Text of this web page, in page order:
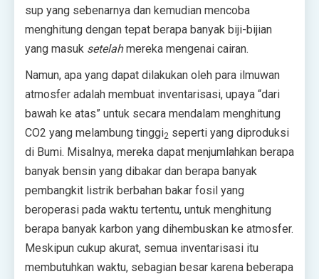
sup yang sebenarnya dan kemudian mencoba
menghitung dengan tepat berapa banyak biji-bijian
yang masuk setelahmereka mengenai cairan.
Namun, apa yang dapat dilakukan oleh para ilmuwan
atmosfer adalah membuat inventarisasi, upaya “dari
bawah ke atas” untuk secara mendalam menghitung
CO2 yang melambung tinggi2 seperti yang diproduksi
di Bumi. Misalnya, mereka dapat menjumlahkan berapa
banyak bensin yang dibakar dan berapa banyak
pembangkit listrik berbahan bakar fosil yang
beroperasi pada waktu tertentu, untuk menghitung
berapa banyak karbon yang dihembuskan ke atmosfer.
Meskipun cukup akurat, semua inventarisasi itu
membutuhkan waktu, sebagian besar karena beberapa